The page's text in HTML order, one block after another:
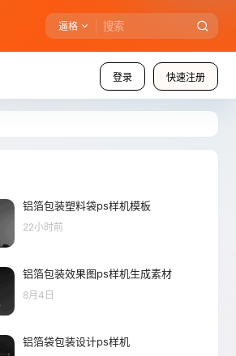
逼格
登录 快速注册
铝箔包装塑料袋ps样机模板
22小时前
铝箔包装效果图ps样机生成素材
8月4日
铝箔袋包装设计ps样机